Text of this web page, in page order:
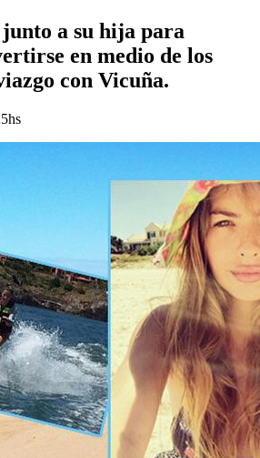
a su hija para
en medio de los
con Vicuña.